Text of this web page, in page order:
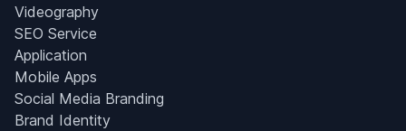
Videography
SEO Service
Application
Mobile Apps
Social Media Branding
Brand Identity